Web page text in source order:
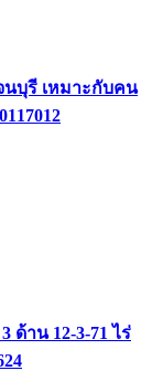
บุรี เหมาะกับคน
าน 12-3-71 ไร่